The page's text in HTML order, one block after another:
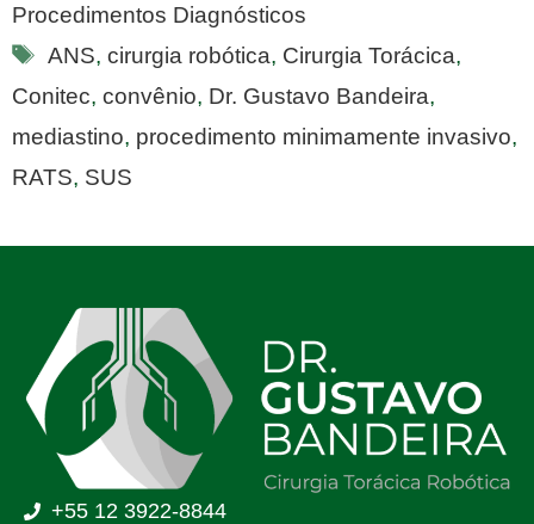
Procedimentos Diagnósticos
Tags
ANS,cirurgia robótica, Cirurgia Torácica,
Conitec, convênio, Dr. Gustavo Bandeira,
mediastino, procedimento minimamente invasivo,
RATS, SUS
+55 12 3922-8844